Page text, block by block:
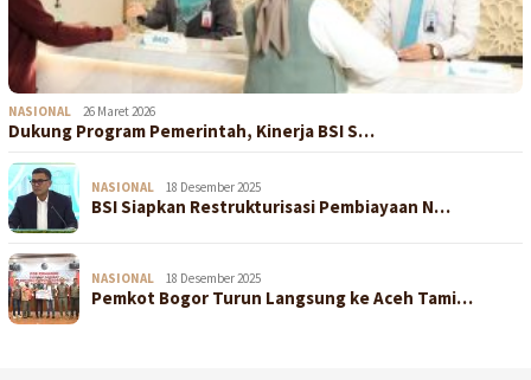
NASIONAL 26 Maret 2026
Dukung Program Pemerintah, Kinerja BSI S…
NASIONAL 18 Desember 2025
BSI Siapkan Restrukturisasi Pembiayaan N…
NASIONAL 18 Desember 2025
Pemkot Bogor Turun Langsung ke Aceh Tami…